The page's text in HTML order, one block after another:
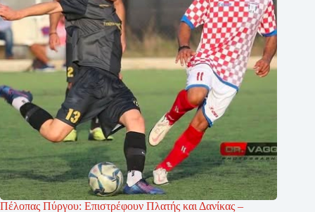
Πέλοπας Πύργου: Επιστρέφουν Πλατής και Δανίκας –